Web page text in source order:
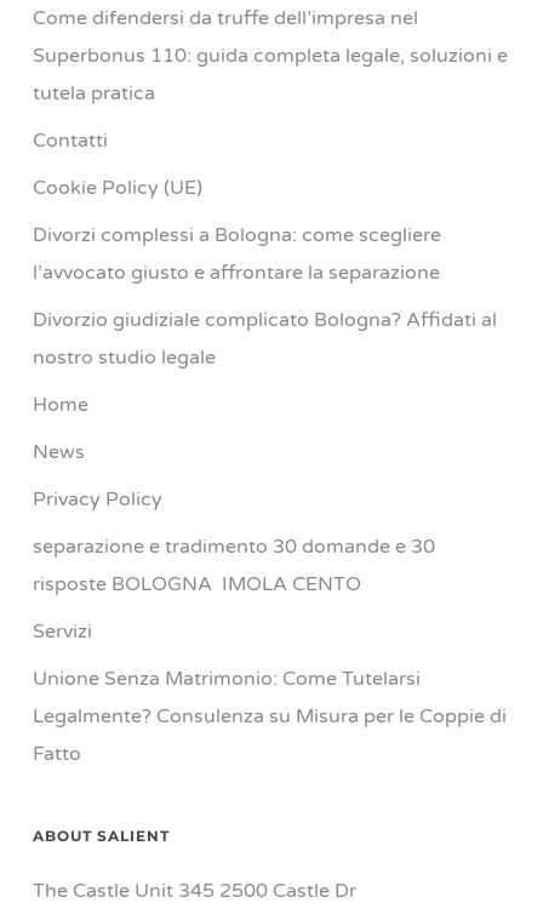
Come difendersi da truffe dell’impresa nel
Superbonus 110: guida completa legale, soluzioni e
tutela pratica
Contatti
Cookie Policy (UE)
Divorzi complessi a Bologna: come scegliere
l’avvocato giusto e affrontare la separazione
Divorzio giudiziale complicato Bologna? Affidati al
nostro studio legale
Home
News
Privacy Policy
separazione e tradimento 30 domande e 30
risposte BOLOGNA IMOLA CENTO
Servizi
Unione Senza Matrimonio: Come Tutelarsi
Legalmente? Consulenza su Misura per le Coppie di
Fatto
ABOUT SALIENT
The Castle Unit 345 2500 Castle Dr